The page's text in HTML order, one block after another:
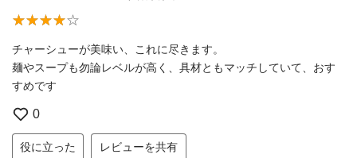
チャーシューが美味い、これに尽きます。
麺やスープも勿論レベルが高く、具材ともマッチしていて、おす
すめです
0
役に立った レビューを共有